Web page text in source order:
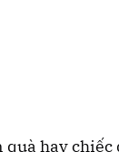
hay